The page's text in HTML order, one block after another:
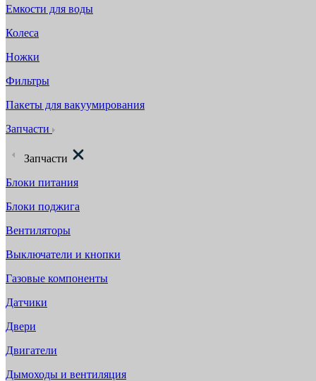
Емкости для воды
Колеса
Ножки
Фильтры
Пакеты для вакуумирования
Запчасти
Запчасти
Блоки питания
Блоки поджига
Вентиляторы
Выключатели и кнопки
Газовые компоненты
Датчики
Двери
Двигатели
Дымоходы и вентиляция